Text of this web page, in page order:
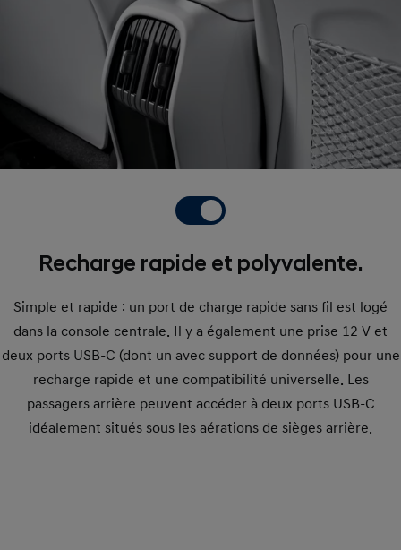
Recharge rapide et polyvalente.
Simple et rapide : un port de charge rapide sans fil est logé
dans la console centrale. Il y a également une prise 12 V et
deux ports USB-C (dont un avec support de données) pour une
recharge rapide et une compatibilité universelle. Les
passagers arrière peuvent accéder à deux ports USB-C
idéalement situés sous les aérations de sièges arrière.